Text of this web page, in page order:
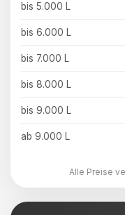
bis 5.000 L
bis 6.000 L
bis 7.000 L
bis 8.000 L
bis 9.000 L
ab 9.000 L
Alle Preise